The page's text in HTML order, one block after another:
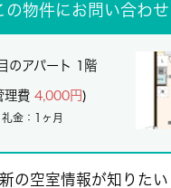
の物件にお問い合わせ
のアパート 1階
理費 4,000円)
金：1ヶ月
の空室情報が知りたい